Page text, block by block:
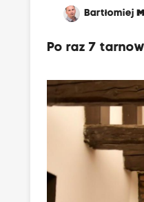
Bartłomiej
Po raz 7